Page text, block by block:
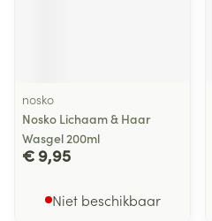
nosko
Nosko Lichaam & Haar
Wasgel 200ml
€ 9,95
Niet beschikbaar